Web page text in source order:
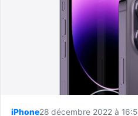
iPhone28 décembre 2022 à